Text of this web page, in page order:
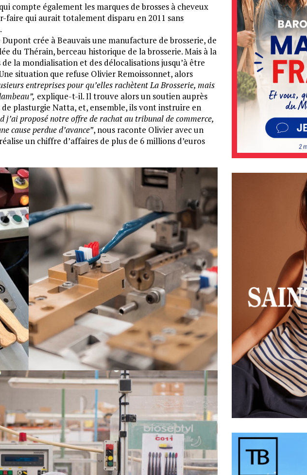
compte également les marques de brosses à cheveux
faire qui aurait totalement disparu en 2011 sans
crée à Beauvais une manufacture de brosserie, de
du Thérain, berceau historique de la brosserie. Mais à la
la mondialisation et des délocalisations jusqu’à être
situation que refuse Olivier Remoissonnet, alors
entreprises pour qu’elles rachètent La Brosserie, mais
explique-t-il. Il trouve alors un soutien auprès
plasturgie Natta, et, ensemble, ils vont instruire en
j’ai proposé notre offre de rachat au tribunal de commerce,
cause perdue d’avance”, nous raconte Olivier avec un
un chiffre d’affaires de plus de 6 millions d’euros